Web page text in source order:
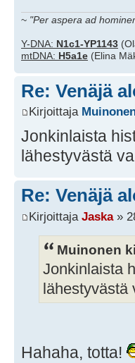
~ "Per aspera ad
Y-DNA: N1c1-YP1143
mtDNA: H5a1e (Elina
Re: Venäjä
Kirjoittaja
Jonkinlaista
lähestyvästä
Re: Venäjä
Kirjoittaja Jaska»
Muinonen
Jonkinlaista
lähestyvästä
Hahaha, totta!